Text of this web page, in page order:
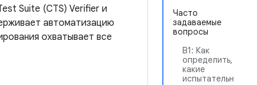
Часто
задаваемые
вопросы
В1: Как
определить,
какие
испытательн
Suite (CTS) Verifier и
автоматизацию
охватывает все